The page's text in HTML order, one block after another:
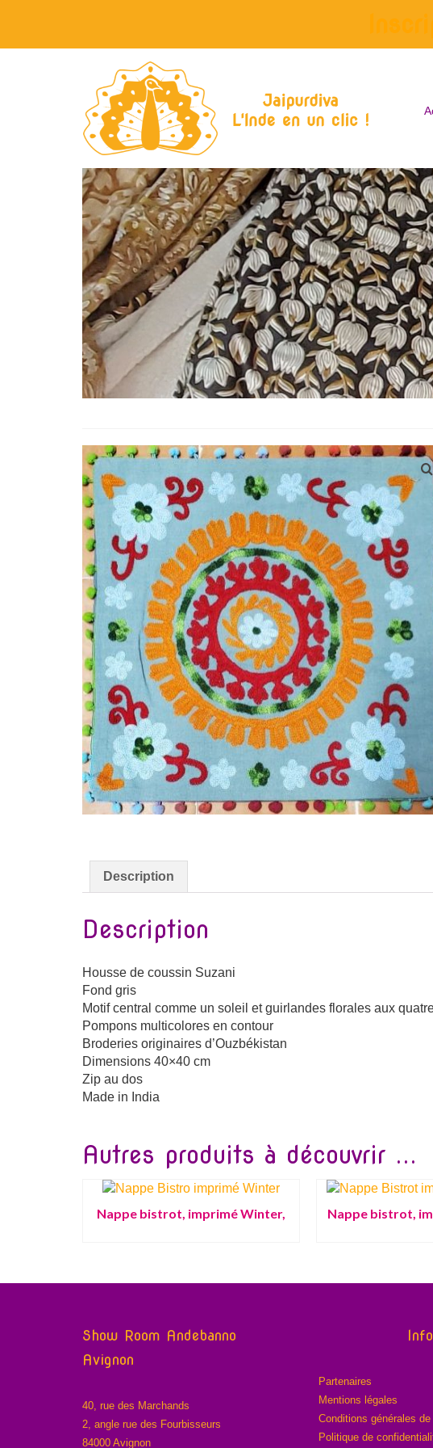
Description
Description
Housse de coussin Suzani
Fond gris
Motif central comme un soleil et guirlandes florales aux
Pompons multicolores en contour
Broderies originaires d’Ouzbékistan
Dimensions 40×40 cm
Zip au dos
Made in India
Autres produits à découvrir ...
Nappe bistrot, imprimé Winter, Nappe bistrot,
Show Room Andebanno
Avignon
40, rue des Marchands
2, angle rue des Fourbisseurs
84000 Avignon
Partenaires
Mentions légales
Conditions générales
Politique de